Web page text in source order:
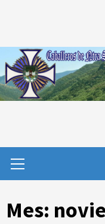
primario
Mes: